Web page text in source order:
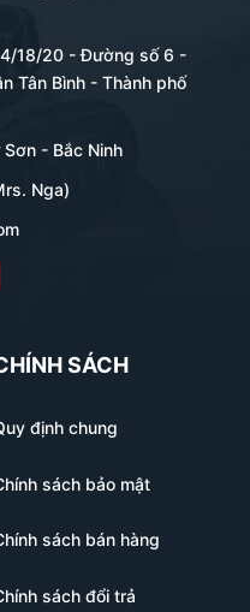
18/20 - Đường số 6 -
Tân Bình - Thành phố
- Bắc Ninh
Nga)
SÁCH
định chung
sách bảo mật
sách bán hàng
sách đổi trả